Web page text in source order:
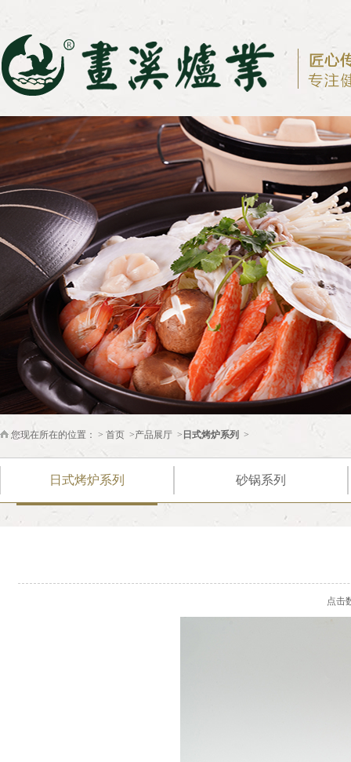
您现在所在的位置： > 首页 >产品展厅 > 日式烤炉系列 >
日式烤炉系列 砂锅系列
点击